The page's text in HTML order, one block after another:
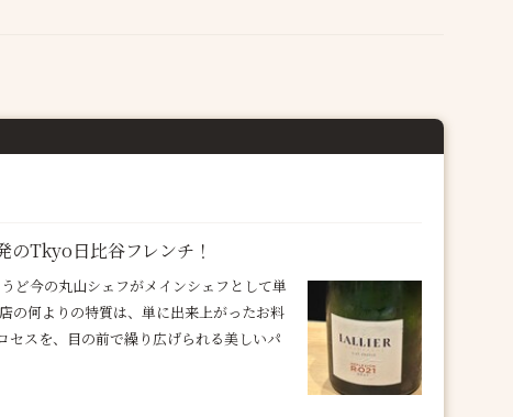
Tkyo日比谷フレンチ！
ど今の丸山シェフがメインシェフとして単
の何よりの特質は、単に出来上がったお料
スを、目の前で繰り広げられる美しいパ